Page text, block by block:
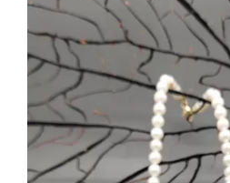
AGGIUNGI AL CARRELLO